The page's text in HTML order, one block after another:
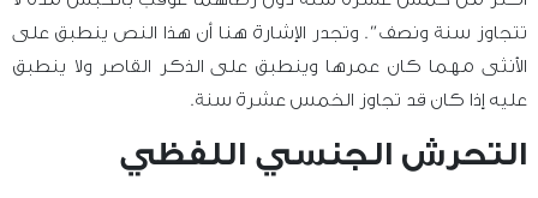
تتجاوز سنة ونصف”. وتجدر الإشارة هنا أن هذا النص ينطبق على
الأنثى مهما كان عمرها وينطبق على الذكر القاصر ولا ينطبق
عليه إذا كان قد تجاوز الخمس عشرة سنة.
التحرش الجنسي اللفظي